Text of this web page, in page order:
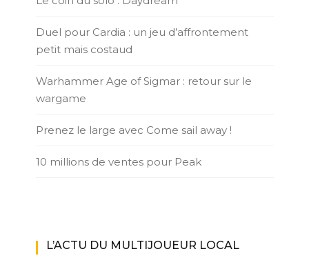
Duel pour Cardia : un jeu d’affrontement
petit mais costaud
Warhammer Age of Sigmar : retour sur le
wargame
Prenez le large avec Come sail away !
10 millions de ventes pour Peak
L’ACTU DU MULTIJOUEUR LOCAL